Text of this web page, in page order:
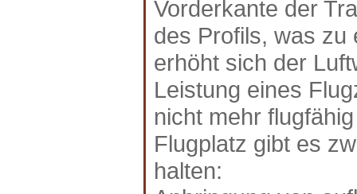
Vorderkante der
des Profils, was zu
erhöht sich der
Leistung eines
nicht mehr
Flugplatz gibt es
halten: